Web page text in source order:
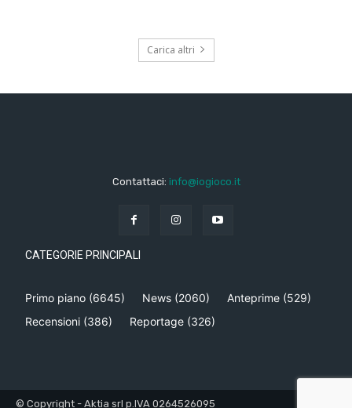
Carica altri
Contattaci: info@iogioco.it
CATEGORIE PRINCIPALI
Primo piano (6645) News (2060) Anteprime (529)
Recensioni (386) Reportage (326)
© Copyright - Aktia srl p.IVA 0264526095